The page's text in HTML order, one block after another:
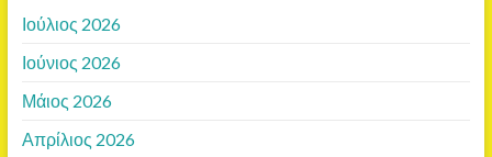
Ιούλιος 2026
Ιούνιος 2026
Μάιος 2026
Απρίλιος 2026